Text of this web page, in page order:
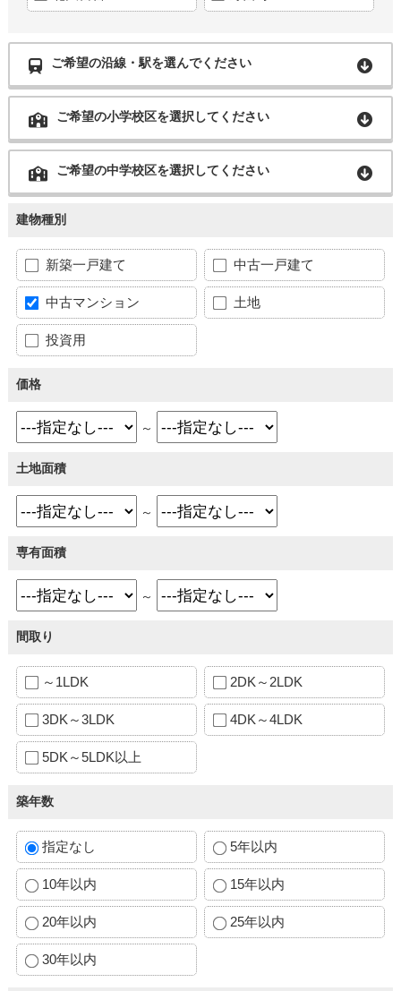
ご希望の沿線・駅を選んでください
ご希望の小学校区を選択してください
ご希望の中学校区を選択してください
建物種別
新築一戸建て 中古一戸建て
中古マンション 土地
投資用
価格
～
土地面積
～
専有面積
～
間取り
～1LDK 2DK～2LDK
3DK～3LDK 4DK～4LDK
5DK～5LDK以上
築年数
指定なし 5年以内
10年以内 15年以内
20年以内 25年以内
30年以内